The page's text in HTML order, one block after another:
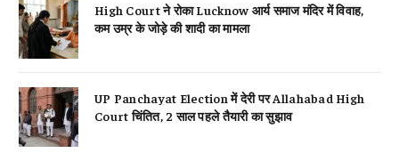
High Court ने रोका Lucknow आर्य समाज मंदिर में विवाह,
कम उम्र के जोड़े की शादी का मामला
UP Panchayat Election में देरी पर Allahabad High
Court चिंतित, 2 साल पहले तैयारी का सुझाव